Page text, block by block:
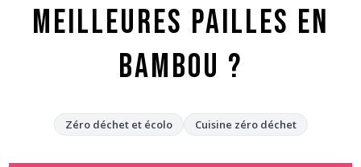
meilleures pailles en
bambou ?
Zéro déchet et écolo Cuisine zéro déchet